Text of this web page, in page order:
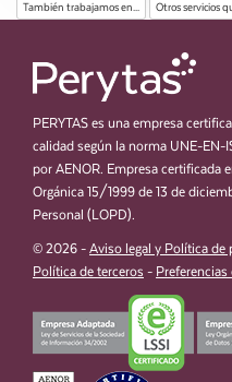
También trabajamos en... Otros servicios
PERYTAS es una empresa
calidad según la norma UNE-EN-
por AENOR. Empresa certificada
Orgánica 15/1999 de 13 de
Personal (LOPD).
© 2026 - Aviso legal y Política de
Política de terceros - Preferencias